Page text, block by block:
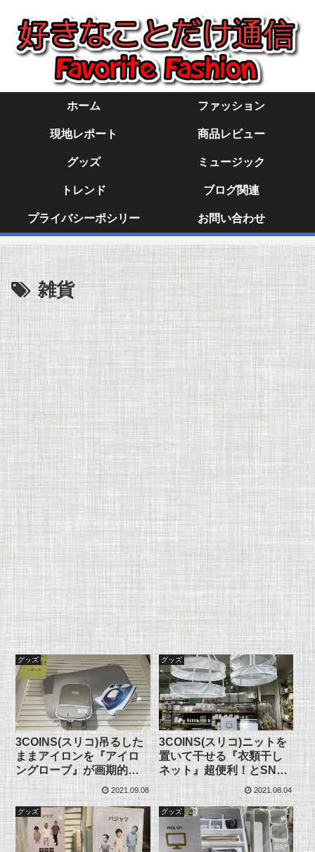
ホーム ファッション
現地レポート 商品レビュー
グッズ ミュージック
トレンド ブログ関連
プライバシーポシリー お問い合わせ
雑貨
グッズ
3COINS(スリコ)吊るした
ままアイロンを『アイロ
ングローブ』が画期的！
とSNSで話題に！
2021.09.08
グッズ
3COINS(スリコ)ニットを
置いて干せる『衣類干し
ネット』超便利！とSNS
2021.08.04
グッズ グッズ